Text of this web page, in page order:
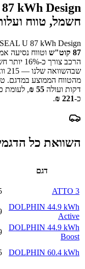
kWh Design
חשמל, טווח
U 87 kWh Design
87 קוט"ש וטווח נסיעה
הרכב צורך כ-
16
%
שבהשוואה שלנו — 215
מהטווח הממוצע במדגם.
דקות ועולה 55
₪, לעומת
כ-221
₪
.
השוואת כל
דגם
ATTO 3
DOLPHIN 44.9 kWh
Active
DOLPHIN 44.9 kWh
Boost
DOLPHIN 60.4 kWh